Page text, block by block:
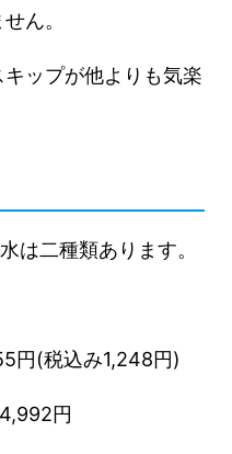
ん。
ップが他よりも気楽
は二種類あります。
円(税込み1,248円)
円